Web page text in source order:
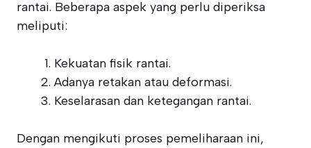
rantai. Beberapa aspek yang perlu diperiksa
meliputi:
Kekuatan fisik rantai.
Adanya retakan atau deformasi.
Keselarasan dan ketegangan rantai.
Dengan mengikuti proses pemeliharaan ini,